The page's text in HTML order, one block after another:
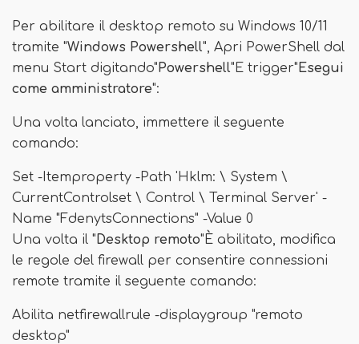
Per abilitare il desktop remoto su Windows 10/11
tramite "Windows Powershell", Apri PowerShell dal
menu Start digitando"Powershell"E trigger"Esegui
come amministratore":
Una volta lanciato, immettere il seguente
comando:
Set -Itemproperty -Path 'Hklm: \ System \
CurrentControlset \ Control \ Terminal Server' -
Name "FdenytsConnections" -Value 0
Una volta il "Desktop remoto"È abilitato, modifica
le regole del firewall per consentire connessioni
remote tramite il seguente comando:
Abilita netfirewallrule -displaygroup "remoto
desktop"